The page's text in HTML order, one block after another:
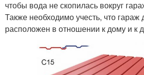
чтобы вода не скопилась вокруг
Также необходимо учесть, что
расположен в отношении к дому и к